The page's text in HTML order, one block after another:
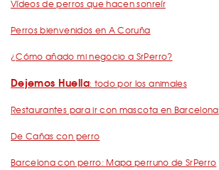
Vídeos de perros que hacen sonreír
Perros bienvenidos en A Coruña
¿Cómo añado mi negocio a SrPerro?
Dejemos Huella: todo por los animales
Restaurantes para ir con mascota en Barcelona
De Cañas con perro
Barcelona con perro: Mapa perruno de SrPerro